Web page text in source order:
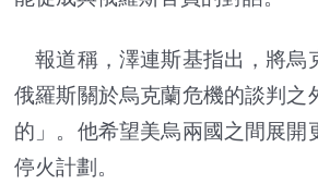
報道稱，澤連斯基指出，將烏
俄羅斯關於烏克蘭危機的談判之
的」。他希望美烏兩國之間展開
停火計劃。